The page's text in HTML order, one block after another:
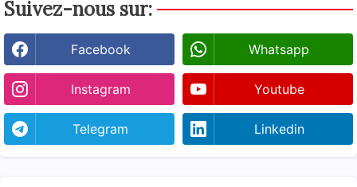
Suivez-nous sur:
Facebook Whatsapp
Instagram Youtube
Telegram Linkedin